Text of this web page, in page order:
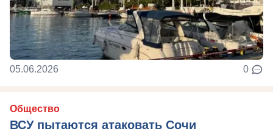
05.06.2026 0
Общество
ВСУ пытаются атаковать Сочи